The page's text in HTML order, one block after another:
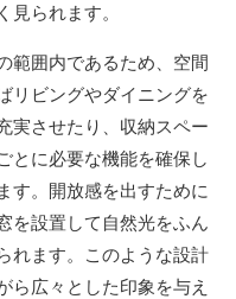
られます。
範囲内であるため、空間
リビングやダイニングを
実させたり、収納スペー
とに必要な機能を確保し
す。開放感を出すために
を設置して自然光をふん
れます。このような設計
ら広々とした印象を与え